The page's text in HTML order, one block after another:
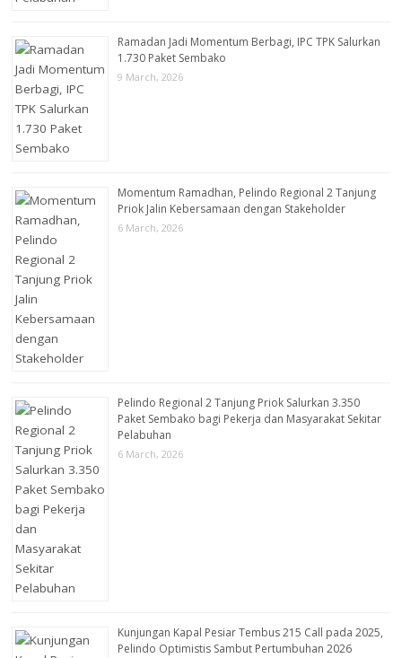
Ramadan Jadi Momentum Berbagi, IPC TPK Salurkan
1.730 Paket Sembako
9 March, 2026
Momentum Ramadhan, Pelindo Regional 2 Tanjung
Priok Jalin Kebersamaan dengan Stakeholder
6 March, 2026
Pelindo Regional 2 Tanjung Priok Salurkan 3.350
Paket Sembako bagi Pekerja dan Masyarakat Sekitar
Pelabuhan
6 March, 2026
Kunjungan Kapal Pesiar Tembus 215 Call pada 2025,
Pelindo Optimistis Sambut Pertumbuhan 2026